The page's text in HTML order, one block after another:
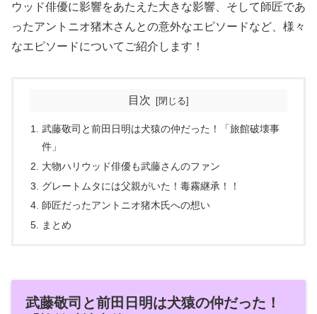
ウッド俳優に影響をあたえた大きな影響、そして師匠であ
ったアントニオ猪木さんとの意外なエピソードなど、様々
なエピソードについてご紹介します！
目次
武藤敬司と前田日明は犬猿の仲だった！「旅館破壊事
件」
大物ハリウッド俳優も武藤さんのファン
グレートムタには父親がいた！毒霧継承！！
師匠だったアントニオ猪木氏への想い
まとめ
武藤敬司と前田日明は犬猿の仲だった！